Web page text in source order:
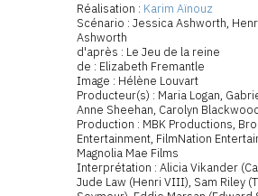
Réalisation : Karim Aïnouz
Scénario : Jessica Ashworth,
Ashworth
d'après : Le Jeu de la reine
de : Elizabeth Fremantle
Image : Hélène Louvart
Producteur(s) : Maria Logan,
Anne Sheehan, Carolyn
Production : MBK Productions,
Entertainment, FilmNation
Magnolia Mae Films
Interprétation : Alicia Vikander
Jude Law (Henri VIII), Sam Riley